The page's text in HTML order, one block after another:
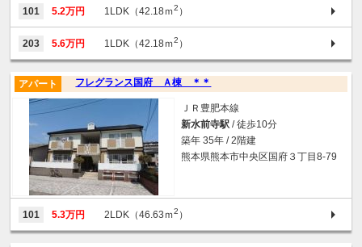
101 5.2万円 1LDK（42.18ｍ2 ）
203 5.6万円 1LDK（42.18ｍ2 ）
フレグランス国府 Ａ棟 ＊＊
アパート
ＪＲ豊肥本線
新水前寺駅 / 徒歩10分
築年 35年 / 2階建
熊本県熊本市中央区国府３丁目8-79
101 5.3万円 2LDK（46.63ｍ2 ）